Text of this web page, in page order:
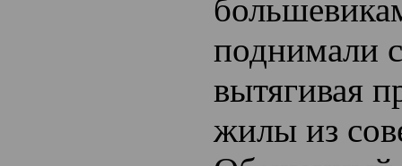
поднимали
вытягивая
жилы из